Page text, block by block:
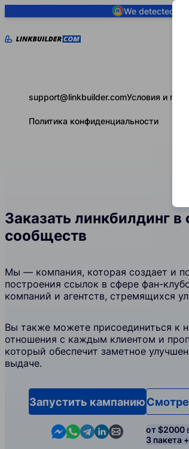
We detected
support@linkbuilder.comУсловия и
Политика конфиденциальности
Заказать линкбилдинг
сообществ
Мы — компания, которая создает и
построения ссылок в сфере фан-
компаний и агентств, стремящихся
Вы также можете присоединиться к
отношения с каждым клиентом и
который обеспечит заметное
выдаче.
Запустить кампанию
Contact us in Messenger
Contact us in WhatsApp
Contact us in Telegram
Contact us in
Contact us by
от $2000
3 пакета +